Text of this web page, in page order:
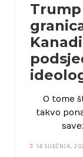
O tome
takvo
14 SIJEČNJA,